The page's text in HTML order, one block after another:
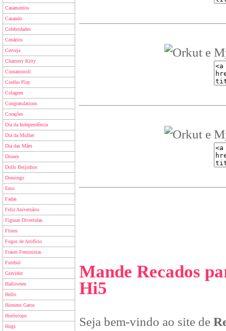
Casamentos
Casando
Celebridades
Cenários
Cerveja
Chammy Kitty
Cinnamoroll
Coelho Play
Colagem
Congratulations
Corações
Dia da Independência
Dia da Mulher
Dia das Mães
Disney
Dolls Beijinhos
Domingo
Emo
Fadas
Feliz Aniversário
Figuras Divertidas
Flores
Fogos de Artifício
Frases Feministas
Futebol
Gravidez
Halloween
Hello
Homens Gatos
Horóscopo
Hugs
Mande Recados
Hi5
Seja bem-vindo ao site de